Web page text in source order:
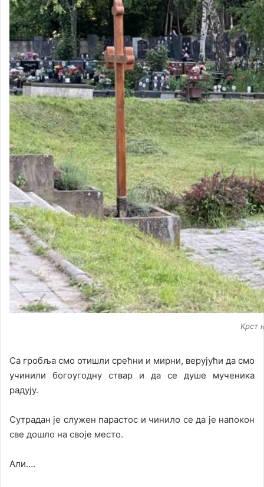
Крст
Са гробља смо отишли срећни и мирни, верујући да смо
учинили богоугодну ствар и да се душе мученика
радују.
Сутрадан је служен парастос и чинило се да је напокон
све дошло на своје место.
Али….